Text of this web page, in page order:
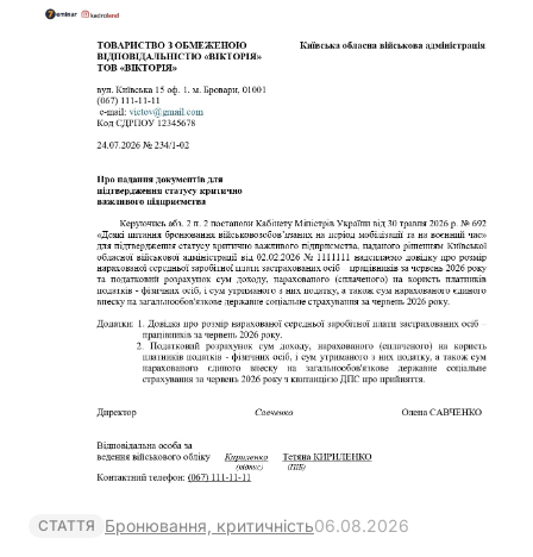
СТАТТЯ Бронювання, критичність06.08.2026